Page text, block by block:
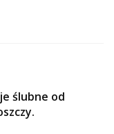
ślubne od